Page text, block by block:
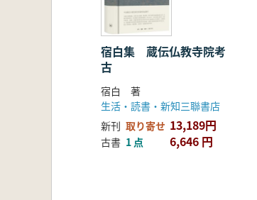
宿白集 蔵伝仏教寺院考
古
宿白 著
生活・読書・新知三聯書店
新刊 取り寄せ 13,189円
古書 1 点 6,646 円